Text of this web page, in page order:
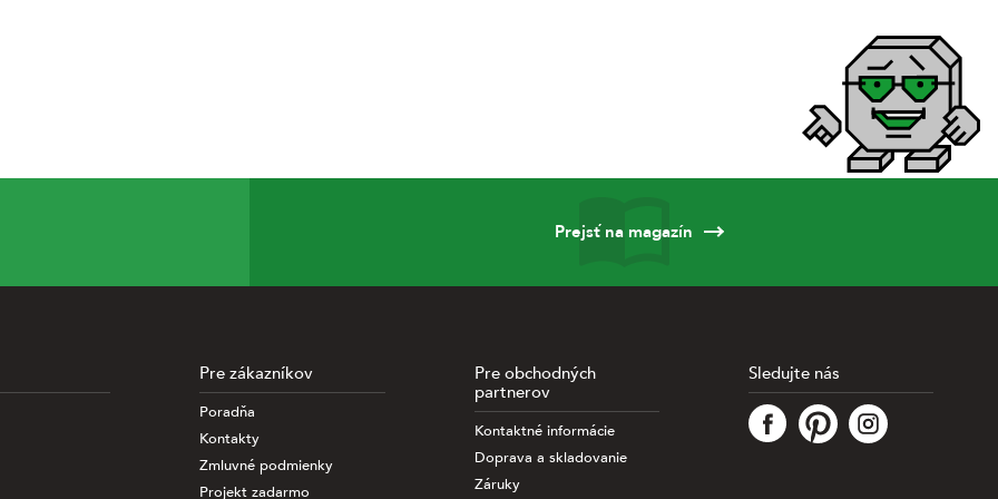
informácií
sociálnych
bližšie
na odkaz
Prejsť na magazín
Pre zákazníkov
Poradňa
Kontakty
Zmluvné podmienky
Projekt zadarmo
Pre obchodných
partnerov
Kontaktné informácie
Doprava a skladovanie
Záruky
Sledujte nás